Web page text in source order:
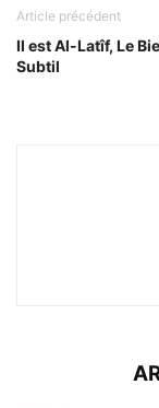
Article précédent
Il est Al-Latîf, Le
Subtil